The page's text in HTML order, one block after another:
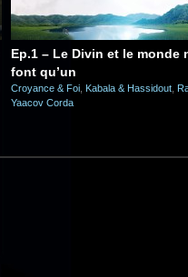
Ep.1 – Le Divin et le monde
font qu’un
Croyance & Foi Kabala & Hassidout
Yaacov Corda